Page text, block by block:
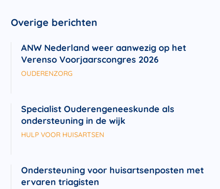
Overige berichten
ANW Nederland weer aanwezig op het
Verenso Voorjaarscongres 2026
OUDERENZORG
Specialist Ouderengeneeskunde als
ondersteuning in de wijk
HULP VOOR HUISARTSEN
Ondersteuning voor huisartsenposten met
ervaren triagisten